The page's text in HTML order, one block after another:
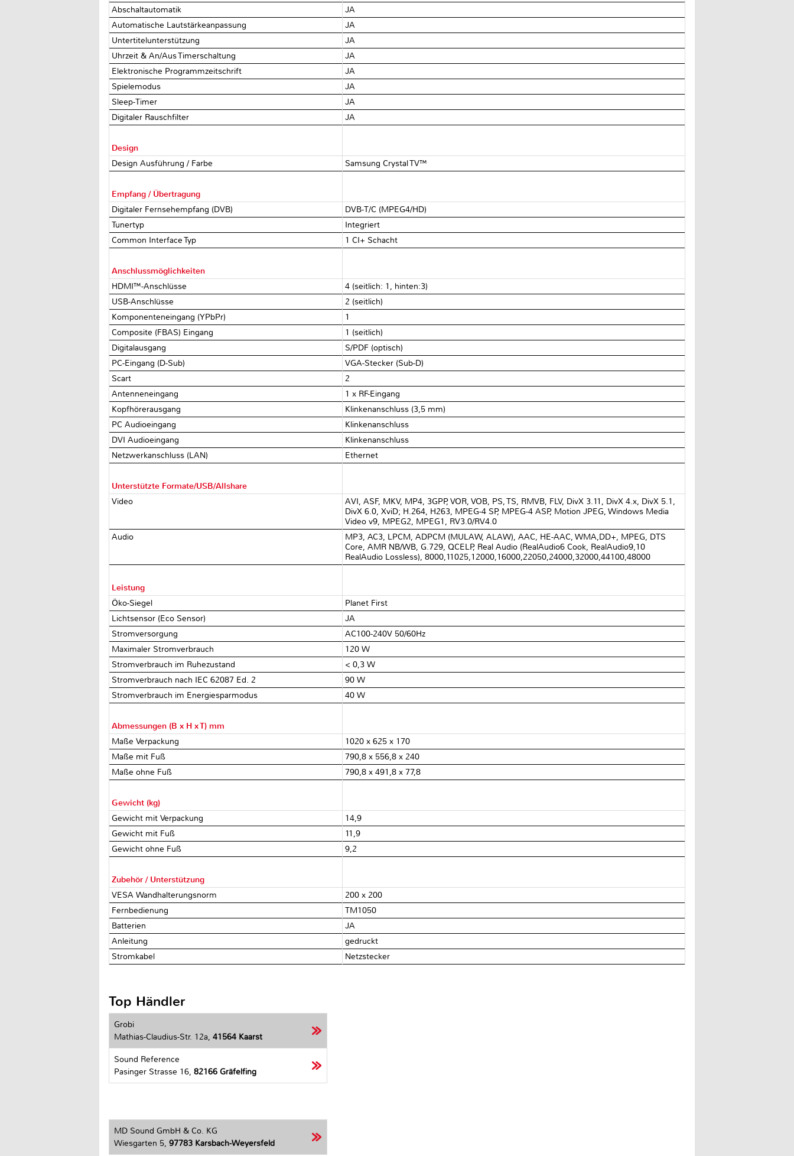
Abschaltautomatik
JA
Automatische Lautstärkeanpassung
JA
Untertitelunterstützung
JA
Uhrzeit & An/Aus Timerschaltung
JA
Elektronische Programmzeitschrift
JA
Spielemodus
JA
Sleep-Timer
JA
Digitaler Rauschfilter
JA
Design
Design Ausführung / Farbe
Samsung Crystal TV™
Empfang / Übertragung
Digitaler Fernsehempfang (DVB)
DVB-T/C (MPEG4/HD)
Tunertyp
Integriert
Common Interface Typ
1 CI+ Schacht
Anschlussmöglichkeiten
HDMI™-Anschlüsse
4 (seitlich: 1, hinten:3)
USB-Anschlüsse
2 (seitlich)
Komponenteneingang (YPbPr)
1
Composite (FBAS) Eingang
1 (seitlich)
Digitalausgang
S/PDF (optisch)
PC-Eingang (D-Sub)
VGA-Stecker (Sub-D)
Scart
2
Antenneneingang
1 x RF-Eingang
Kopfhörerausgang
Klinkenanschluss (3,5 mm)
PC Audioeingang
Klinkenanschluss
DVI Audioeingang
Klinkenanschluss
Netzwerkanschluss (LAN)
Ethernet
Unterstützte Formate/USB/Allshare
Video
AVI, ASF, MKV, MP4, 3GPP, VOR, VOB, PS, TS, RMVB, FLV, DivX 3.11, DivX 4.x, DivX 5.1,
DivX 6.0, XviD; H.264, H263, MPEG-4 SP, MPEG-4 ASP, Motion JPEG, Windows Media
Video v9, MPEG2, MPEG1, RV3.0/RV4.0
Audio
MP3, AC3, LPCM, ADPCM (MULAW, ALAW), AAC, HE-AAC, WMA,DD+, MPEG, DTS
Core, AMR NB/WB, G.729, QCELP, Real Audio (RealAudio6 Cook, RealAudio9,10
RealAudio Lossless), 8000,11025,12000,16000,22050,24000,32000,44100,48000
Leistung
Öko-Siegel
Planet First
Lichtsensor (Eco Sensor)
JA
Stromversorgung
AC100-240V 50/60Hz
Maximaler Stromverbrauch
120 W
Stromverbrauch im Ruhezustand
< 0,3 W
Stromverbrauch nach IEC 62087 Ed. 2
90 W
Stromverbrauch im Energiesparmodus
40 W
Abmessungen (B x H x T) mm
Maße Verpackung
1020 x 625 x 170
Maße mit Fuß
790,8 x 556,8 x 240
Maße ohne Fuß
790,8 x 491,8 x 77,8
Gewicht (kg)
Gewicht mit Verpackung
14,9
Gewicht mit Fuß
11,9
Gewicht ohne Fuß
9,2
Zubehör / Unterstützung
VESA Wandhalterungsnorm
200 x 200
Fernbedienung
TM1050
Batterien
JA
Anleitung
gedruckt
Stromkabel
Netzstecker
Top Händler
Grobi
Mathias-Claudius-Str. 12a, 41564 Kaarst
Sound Reference
Pasinger Strasse 16, 82166 Gräfelfing
MD Sound GmbH & Co. KG
Wiesgarten 5, 97783 Karsbach-Weyersfeld